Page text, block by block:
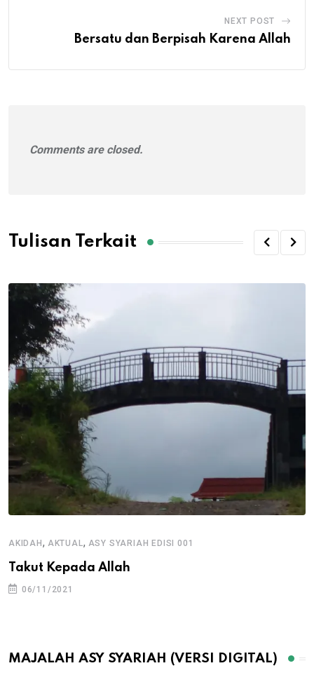
NEXT POST
Bersatu dan Berpisah Karena Allah
Comments are closed.
Tulisan Terkait
AKIDAH , AKTUAL, ASY SYARIAH EDISI 001
Takut Kepada Allah
06/11/2021
MAJALAH ASY SYARIAH (VERSI DIGITAL)